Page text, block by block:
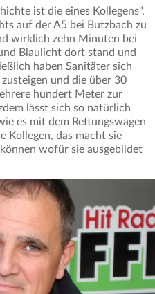
ist die eines Kollegens",
auf der A5 bei Butzbach zu
wirklich zehn Minuten bei
Blaulicht dort stand und
haben Sanitäter sich
und die über 30
hundert Meter zur
lässt sich so natürlich
es mit dem Rettungswagen
Kollegen, das macht sie
wofür sie ausgebildet